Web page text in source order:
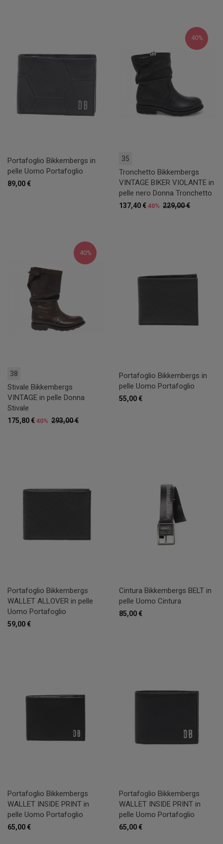
Portafoglio Bikkembergs in
pelle Uomo Portafoglio
89,00 €
40%
35
Tronchetto Bikkembergs
VINTAGE BIKER VIOLANTE in
pelle nero Donna Tronchetto
229,00 €
137,40 € 40%
40%
38
Stivale Bikkembergs
VINTAGE in pelle Donna
Stivale
293,00 €
175,80 € 40%
Portafoglio Bikkembergs in
pelle Uomo Portafoglio
55,00 €
Portafoglio Bikkembergs
WALLET ALLOVER in pelle
Uomo Portafoglio
59,00 €
Cintura Bikkembergs BELT in
pelle Uomo Cintura
85,00 €
Portafoglio Bikkembergs
WALLET INSIDE PRINT in
pelle Uomo Portafoglio
65,00 €
Portafoglio Bikkembergs
WALLET INSIDE PRINT in
pelle Uomo Portafoglio
65,00 €